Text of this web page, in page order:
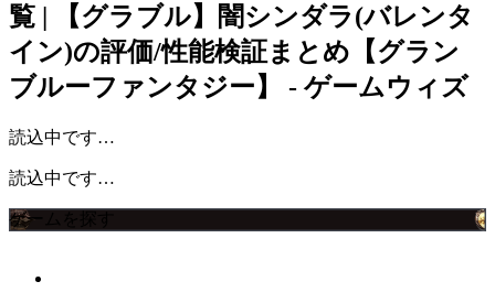
覧 | 【グラブル】闇シンダラ(バレンタ
イン)の評価/性能検証まとめ【グラン
ブルーファンタジー】 - ゲームウィズ
読込中です…
読込中です…
ゲームを探す